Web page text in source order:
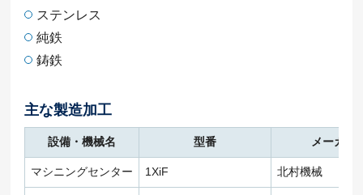
ステンレス
純鉄
鋳鉄
主な製造加工
設備・機械名 型番 メーカー
マシニングセンター 1XiF 北村機械